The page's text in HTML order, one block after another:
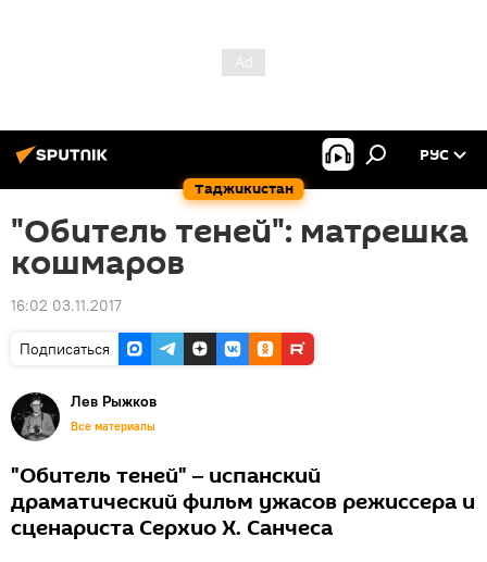
Таджикистан
РУС
"Обитель теней": матрешка
кошмаров
16:02 03.11.2017
Подписаться
Лев Рыжков
Все материалы
"Обитель теней" ‒ испанский
драматический фильм ужасов режиссера и
сценариста Серхио Х. Санчеса